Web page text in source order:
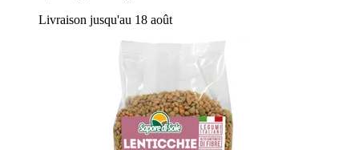
Livraison jusqu'au 18 août